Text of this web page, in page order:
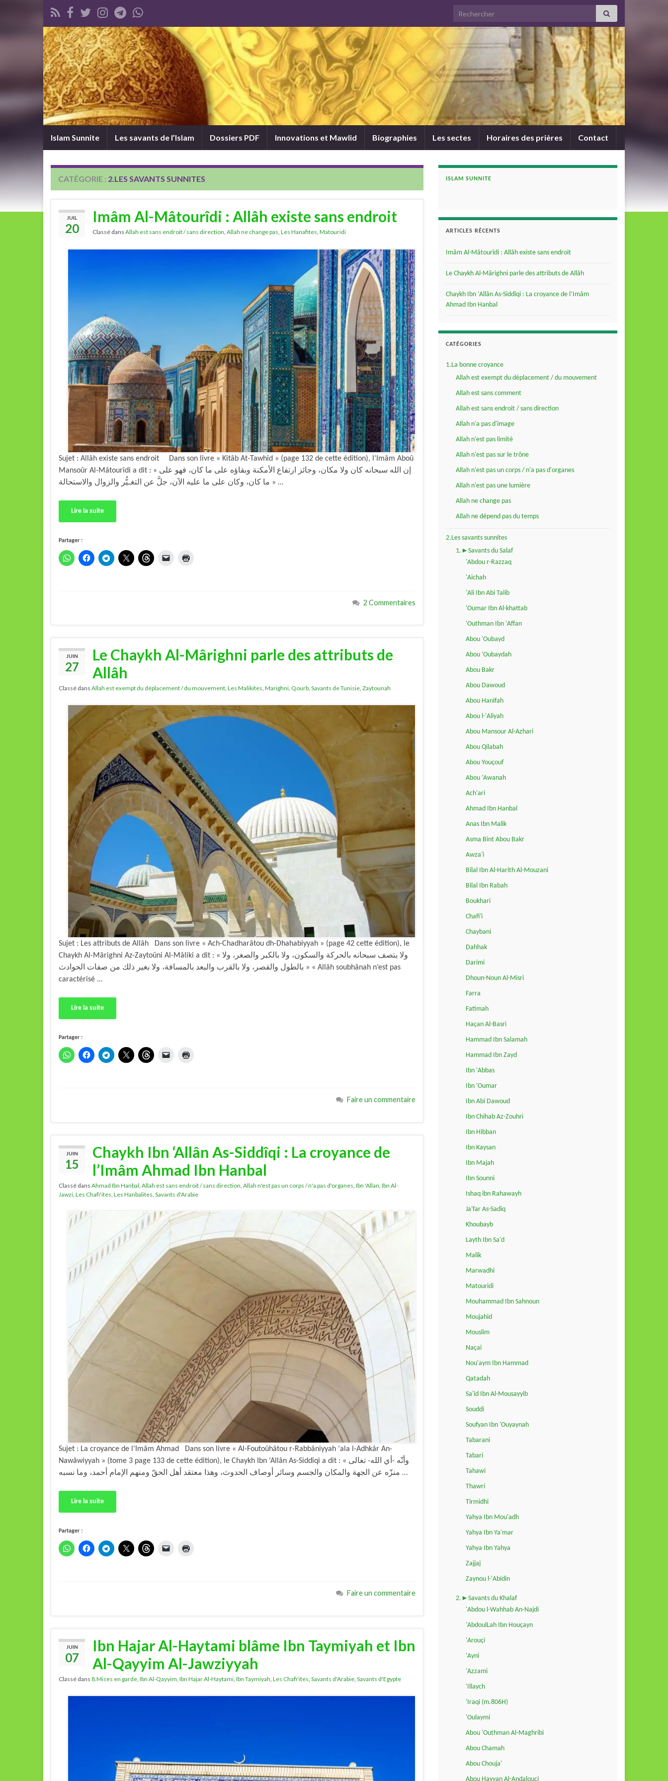
Search for:
Islam Sunnite Les savants de l’Islam Dossiers PDF Innovations et Mawlid Biographies Les sectes Horaires des prières Contact
CATÉGORIE : 2.LES SAVANTS SUNNITES
JUIL
20
Imâm Al-Mâtourîdi : Allâh existe sans endroit
Classé dans Allah est sans endroit / sans direction, Allah ne change pas, Les Hanafites, Matouridi
Sujet : Allâh existe sans endroit Dans son livre « Kitâb At-Tawhîd » (page 132 de cette édition), l’Imâm Aboû
Mansoûr Al-Mâtourîdi a dit : « إن الله سبحانه كان ولا مكان، وجائز ارتفاع الأمكنة وبقاؤه على ما كان، فهو على
ما كان، وكان على ما عليه الآن، جلَّ عن التغـيُّر والزوال والاستحالة » …
Lire la suite
Partager :
2 Commentaires
JUIN
27
Le Chaykh Al-Mârighni parle des attributs de
Allâh
Classé dans Allah est exempt du déplacement / du mouvement, Les Malikites, Marighni, Qourb, Savants de Tunisie, Zaytounah
Sujet : Les attributs de Allâh Dans son livre « Ach-Chadharâtou dh-Dhahabiyyah » (page 42 cette édition), le
Chaykh Al-Mârighni Az-Zaytoûni Al-Mâliki a dit : « ولا يتصف سبحانه بالحركة والسكون، ولا بالكبر والصغر، ولا
بالطول والقصر، ولا بالقرب والبعد بالمسافة، ولا بغير ذلك من صفات الحوادث » « Allâh soubhânah n’est pas
caractérisé …
Lire la suite
Partager :
Faire un commentaire
JUIN
15
Chaykh Ibn ‘Allân As-Siddîqi : La croyance de
l’Imâm Ahmad Ibn Hanbal
Classé dans Ahmad Ibn Hanbal Allah est sans endroit / sans direction Allah n'est pas un corps / n'a pas d'organes Ibn 'Allan Ibn Al-
Jawzi Les Chafi'ites Les Hanbalites Savants d'Arabie
Sujet : La croyance de l’Imâm Ahmad Dans son livre « Al-Foutoûhâtou r-Rabbâniyyah ‘ala l-Adhkâr An-
Nawâwiyyah » (tome 3 page 133 de cette édition), le Chaykh Ibn ‘Allân As-Siddîqi a dit : « وأنّه -أي الله- تعالى
منزّه عن الجهة والمكان والجسم وسائر أوصاف الحدوث، وهذا معتقد أهل الحقّ ومنهم الإمام أحمد، وما نسبه …
Lire la suite
Partager :
Faire un commentaire
JUIN
07
Ibn Hajar Al-Haytami blâme Ibn Taymiyah et Ibn
Al-Qayyim Al-Jawziyyah
Classé dans 8.Mises en garde Ibn Al-Qayyim Ibn Hajar Al-Haytami Ibn Taymiyah Les Chafi'ites Savants d'Arabie Savants d'Egypte
ISLAM SUNNITE
ARTICLES RÉCENTS
Imâm Al-Mâtourîdi : Allâh existe sans endroit
Le Chaykh Al-Mârighni parle des attributs de Allâh
Chaykh Ibn ‘Allân As-Siddîqi : La croyance de l’Imâm
Ahmad Ibn Hanbal
CATÉGORIES
1.La bonne croyance
Allah est exempt du déplacement / du mouvement
Allah est sans comment
Allah est sans endroit / sans direction
Allah n'a pas d'image
Allah n'est pas limité
Allah n'est pas sur le trône
Allah n'est pas un corps / n'a pas d'organes
Allah n'est pas une lumière
Allah ne change pas
Allah ne dépend pas du temps
2.Les savants sunnites
1.►Savants du Salaf
'Abdou r-Razzaq
'Aichah
'Ali Ibn Abi Talib
'Oumar Ibn Al-khattab
'Outhman Ibn 'Affan
Abou 'Oubayd
Abou 'Oubaydah
Abou Bakr
Abou Dawoud
Abou Hanifah
Abou l-'Aliyah
Abou Mansour Al-Azhari
Abou Qilabah
Abou Youçouf
Abou ‘Awanah
Ach'ari
Ahmad Ibn Hanbal
Anas Ibn Malik
Asma Bint Abou Bakr
Awza'i
Bilal Ibn Al-Harith Al-Mouzani
Bilal Ibn Rabah
Boukhari
Chafi'i
Chaybani
Dahhak
Darimi
Dhoun-Noun Al-Misri
Farra
Fatimah
Haçan Al-Basri
Hammad Ibn Salamah
Hammad Ibn Zayd
Ibn 'Abbas
Ibn 'Oumar
Ibn Abi Dawoud
Ibn Chihab Az-Zouhri
Ibn Hibban
Ibn Kaysan
Ibn Majah
Ibn Sounni
Ishaq ibn Rahawayh
Ja'far As-Sadiq
Khoubayb
Layth Ibn Sa'd
Malik
Marwadhi
Matouridi
Mouhammad Ibn Sahnoun
Moujahid
Mouslim
Naçai
Nou'aym Ibn Hammad
Qatadah
Sa'id Ibn Al-Mousayyib
Souddi
Soufyan Ibn 'Ouyaynah
Tabarani
Tabari
Tahawi
Thawri
Tirmidhi
Yahya Ibn Mou'adh
Yahya Ibn Ya'mar
Yahya Ibn Yahya
Zajjaj
Zaynou l-'Abidin
2.►Savants du Khalaf
'Abdou l-Wahhab An-Najdi
'AbdoulLah Ibn Houçayn
'Arouçi
'Ayni
'Azzami
'Illaych
'Iraqi (m.806H)
'Oulaymi
Abou 'Outhman Al-Maghribi
Abou Chamah
Abou Chouja'
Abou Hayyan Al-Andalouçi